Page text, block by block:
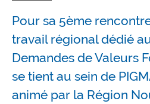
Pour sa 5ème
travail régional dédié
Demandes de Valeurs
se tient au sein de
animé par la Région